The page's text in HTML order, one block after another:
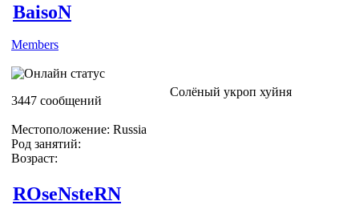
BaisoN
Members
3447 сообщений
Местоположение: Russia
Род занятий:
Возраст:
Солёный укроп хуйня
ROseNsteRN